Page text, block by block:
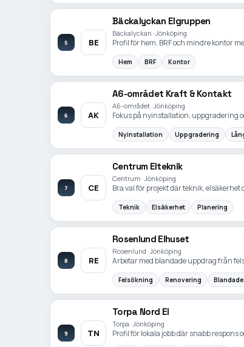
5 BE
Bäckalyckan Elgruppen
Bäckalyckan · Jönköping
Profil för hem, BRF och mindre kontor
Hem BRF Kontor
6 AK
A6-området Kraft & Kontakt
A6-området · Jönköping
Fokus på nyinstallation, uppgradering
Nyinstallation Uppgradering
7 CE
Centrum Elteknik
Centrum · Jönköping
Bra val för projekt där teknik,
Teknik Elsäkerhet Planering
8 RE
Rosenlund Elhuset
Rosenlund · Jönköping
Arbetar med blandade uppdrag från
Felsökning Renovering
9 TN
Torpa Nord El
Torpa · Jönköping
Profil för lokala jobb där snabb respons